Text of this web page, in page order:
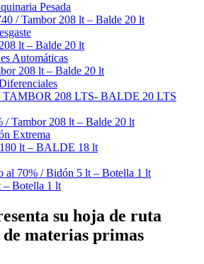
Pesada
/ Tambor 208 lt – Balde 20 lt
lt – Balde 20 lt
Automáticas
208 lt – Balde 20 lt
TAMBOR 208 LTS- BALDE 20 LTS
/ Tambor 208 lt – Balde 20 lt
Extrema
lt – BALDE 18 lt
al 70% / Bidón 5 lt – Botella 1 lt
Botella 1 lt
su hoja de ruta
materias primas